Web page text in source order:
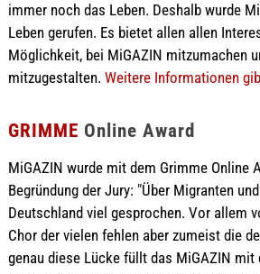
immer noch das Leben. Deshalb wurde
Leben gerufen. Es bietet allen allen
Möglichkeit, bei MiGAZIN mitzumachen
mitzugestalten. Weitere Informationen
GRIMME Online Award
MiGAZIN wurde mit dem Grimme Online
Begründung der Jury: "Über Migranten
Deutschland viel gesprochen. Vor allem
Chor der vielen fehlen aber zumeist die
genau diese Lücke füllt das MiGAZIN